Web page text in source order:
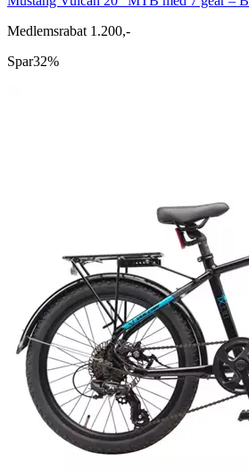
Medlemsrabat 1.200,-
Spar32%